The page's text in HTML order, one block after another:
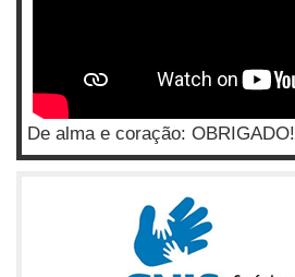
De alma e coração: OBRIGADO!